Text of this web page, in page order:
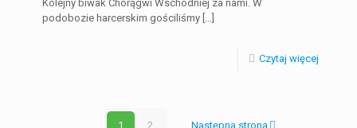
Kolejny biwak Chorągwi Wschodniej za nami. W
podobozie harcerskim gościliśmy […]
Czytaj więcej
1 2 Następna strona